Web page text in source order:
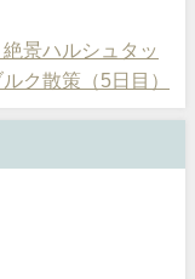
景ハルシュタッ
ク散策（5日目）